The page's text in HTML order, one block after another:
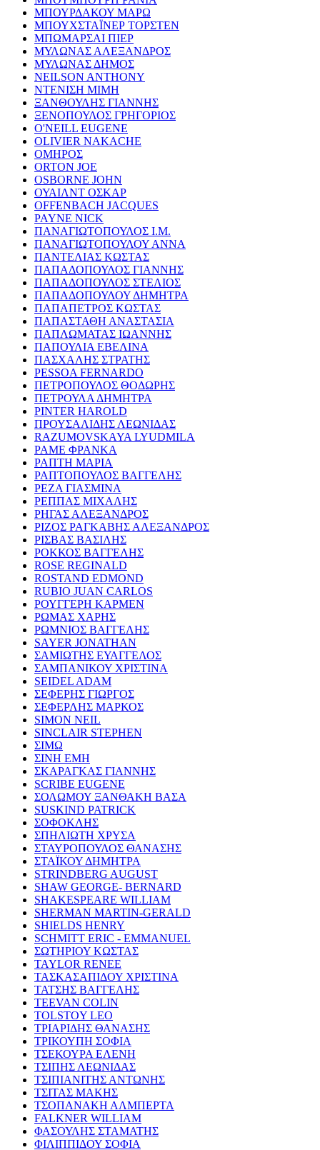
ΜΠΟΥΡΔΑΚΟΥ ΜΑΡΩ
ΜΠΟΥΧΣΤΑΪΝΕΡ ΤΟΡΣΤΕΝ
ΜΠΩΜΑΡΣΑΙ ΠΙΕΡ
ΜΥΛΩΝΑΣ ΑΛΕΞΑΝΔΡΟΣ
ΜΥΛΩΝΑΣ ΔΗΜΟΣ
NEILSON ANTHONY
ΝΤΕΝΙΣΗ ΜΙΜΗ
ΞΑΝΘΟΥΛΗΣ ΓΙΑΝΝΗΣ
ΞΕΝΟΠΟΥΛΟΣ ΓΡΗΓΟΡΙΟΣ
O'NEILL EUGENE
OLIVIER NAKACHE
ΟΜΗΡΟΣ
ORTON JOE
OSBORNE JOHN
ΟΥΑΙΛΝΤ ΟΣΚΑΡ
OFFENBACH JACQUES
PAYNE NICK
ΠΑΝΑΓΙΩΤΟΠΟΥΛΟΣ Ι.Μ.
ΠΑΝΑΓΙΩΤΟΠΟΥΛΟΥ ΑΝΝΑ
ΠΑΝΤΕΛΙΑΣ ΚΩΣΤΑΣ
ΠΑΠΑΔΟΠΟΥΛΟΣ ΓΙΑΝΝΗΣ
ΠΑΠΑΔΟΠΟΥΛΟΣ ΣΤΕΛΙΟΣ
ΠΑΠΑΔΟΠΟΥΛΟΥ ΔΗΜΗΤΡΑ
ΠΑΠΑΠΕΤΡΟΣ ΚΩΣΤΑΣ
ΠΑΠΑΣΤΑΘΗ ΑΝΑΣΤΑΣΙΑ
ΠΑΠΛΩΜΑΤΑΣ ΙΩΑΝΝΗΣ
ΠΑΠΟΥΛΙΑ ΕΒΕΛΙΝΑ
ΠΑΣΧΑΛΗΣ ΣΤΡΑΤΗΣ
PESSOA FERNARDO
ΠΕΤΡΟΠΟΥΛΟΣ ΘΟΔΩΡΗΣ
ΠΕΤΡΟΥΛΑ ΔΗΜΗΤΡΑ
PINTER HAROLD
ΠΡΟΥΣΑΛΙΔΗΣ ΛΕΩΝΙΔΑΣ
RAZUMOVSKAYA LYUDMILA
ΡΑΜΕ ΦΡΑΝΚΑ
ΡΑΠΤΗ ΜΑΡΙΑ
ΡΑΠΤΟΠΟΥΛΟΣ ΒΑΓΓΕΛΗΣ
ΡΕΖΑ ΓΙΑΣΜΙΝΑ
ΡΕΠΠΑΣ ΜΙΧΑΛΗΣ
ΡΗΓΑΣ ΑΛΕΞΑΝΔΡΟΣ
ΡΙΖΟΣ ΡΑΓΚΑΒΗΣ ΑΛΕΞΑΝΔΡΟΣ
ΡΙΣΒΑΣ ΒΑΣΙΛΗΣ
ΡΟΚΚΟΣ ΒΑΓΓΕΛΗΣ
ROSE REGINALD
ROSTAND EDMOND
RUBIO JUAN CARLOS
ΡΟΥΓΓΕΡΗ ΚΑΡΜΕΝ
ΡΩΜΑΣ ΧΑΡΗΣ
ΡΩΜΝΙΟΣ ΒΑΓΓΕΛΗΣ
SAYER JONATHAN
ΣΑΜΙΩΤΗΣ ΕΥΑΓΓΕΛΟΣ
ΣΑΜΠΑΝΙΚΟΥ ΧΡΙΣΤΙΝΑ
SEIDEL ADAM
ΣΕΦΕΡΗΣ ΓΙΩΡΓΟΣ
ΣΕΦΕΡΛΗΣ ΜΑΡΚΟΣ
SIMON NEIL
SINCLAIR STEPHEN
ΣΙΜΩ
ΣΙΝΗ ΕΜΗ
ΣΚΑΡΑΓΚΑΣ ΓΙΑΝΝΗΣ
SCRIBE EUGENE
ΣΟΛΩΜΟΥ ΞΑΝΘΑΚΗ ΒΑΣΑ
SUSKIND PATRICK
ΣΟΦΟΚΛΗΣ
ΣΠΗΛΙΩΤΗ ΧΡΥΣΑ
ΣΤΑΥΡΟΠΟΥΛΟΣ ΘΑΝΑΣΗΣ
ΣΤΑΪΚΟΥ ΔΗΜΗΤΡΑ
STRINDBERG AUGUST
SHAW GEORGE- BERNARD
SHAKESPEARE WILLIAM
SHERMAN MARTIN-GERALD
SHIELDS HENRY
SCHMITT ERIC - EMMANUEL
ΣΩΤΗΡΙΟΥ ΚΩΣΤΑΣ
TAYLOR RENEE
ΤΑΣΚΑΣΑΠΙΔΟΥ ΧΡΙΣΤΙΝΑ
ΤΑΤΣΗΣ ΒΑΓΓΕΛΗΣ
TEEVAN COLIN
TOLSTOY LEO
ΤΡΙΑΡΙΔΗΣ ΘΑΝΑΣΗΣ
ΤΡΙΚΟΥΠΗ ΣΟΦΙΑ
ΤΣΕΚΟΥΡΑ ΕΛΕΝΗ
ΤΣΙΠΗΣ ΛΕΩΝΙΔΑΣ
ΤΣΙΠΙΑΝΙΤΗΣ ΑΝΤΩΝΗΣ
ΤΣΙΤΑΣ ΜΑΚΗΣ
ΤΣΟΠΑΝΑΚΗ ΑΛΜΠΕΡΤΑ
FALKNER WILLIAM
ΦΑΣΟΥΛΗΣ ΣΤΑΜΑΤΗΣ
ΦΙΛΙΠΠΙΔΟΥ ΣΟΦΙΑ